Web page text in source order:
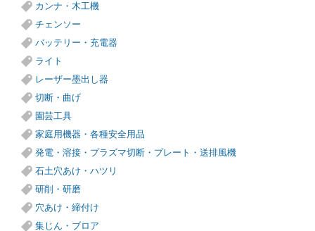
カンナ・木工機
チェンソー
バッテリー・充電器
ライト
レーザー墨出し器
切断・曲げ
園芸工具
家庭用機器・各種安全用品
発電・溶接・プラズマ切断・プレート・送排風機
石土穴あけ・ハツリ
研削・研磨
穴あけ・締付け
集じん・ブロア